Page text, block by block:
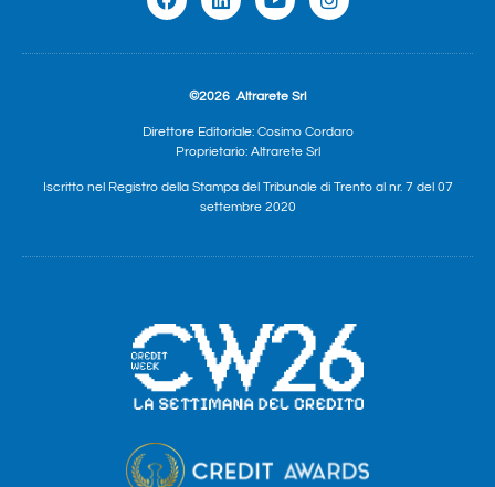
©2026 Altrarete Srl
Direttore Editoriale: Cosimo Cordaro
Proprietario: Altrarete Srl
Iscritto nel Registro della Stampa del Tribunale di Trento al nr. 7 del 07
settembre 2020